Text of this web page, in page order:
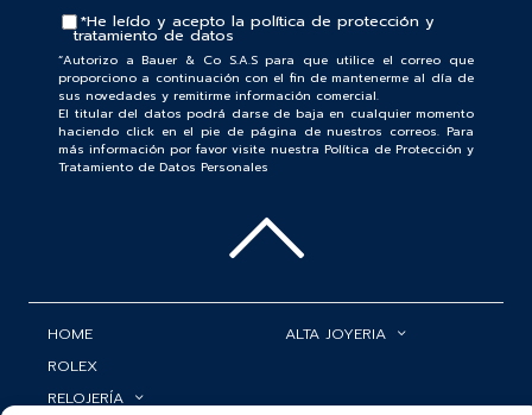
*He leído y acepto la política de protección y
tratamiento de datos
“Autorizo a Bauer & Co S.A.S para que utilice el correo que
proporciono a continuación con el fin de mantenerme al día de
sus novedades y remitirme información comercial.
El titular del datos podrá darse de baja en cualquier momento
haciendo click en el pie de página de nuestros correos. Para
más información por favor visite nuestra Política de Protección y
Tratamiento de Datos Personales
HOME
ROLEX
RELOJERÍA
ALTA JOYERIA